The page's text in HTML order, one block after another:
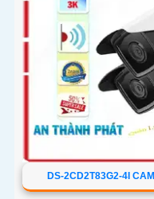
DS-2CD2T83G2-4I